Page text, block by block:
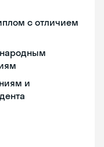
с отличием
и